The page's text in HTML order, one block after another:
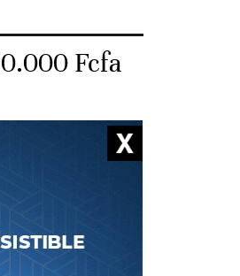
Fcfa
à
francs CFA
2020.